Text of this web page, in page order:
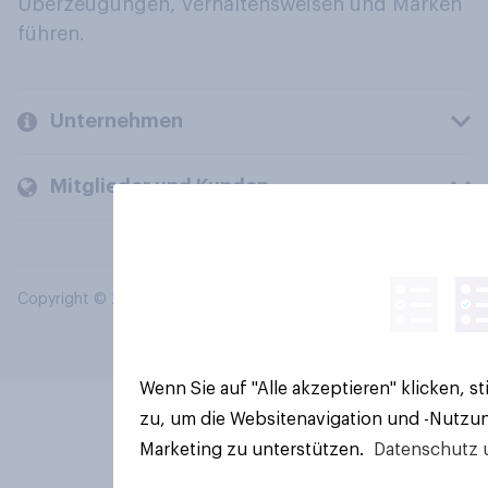
Überzeugungen, Verhaltensweisen und Marken
führen.
Unternehmen
Mitglieder und Kunden
Copyright © 2026 YouGov PLC. Alle Rechte vorbehalten.
Wenn Sie auf "Alle akzeptieren" klicken,
zu, um die Websitenavigation und -
Marketing zu unterstützen.
Datenschutz